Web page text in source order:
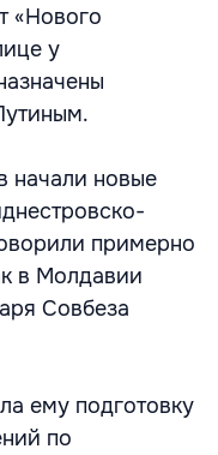
«Нового
у
начали новые
примерно
в Молдавии
Совбеза
ему подготовку
по